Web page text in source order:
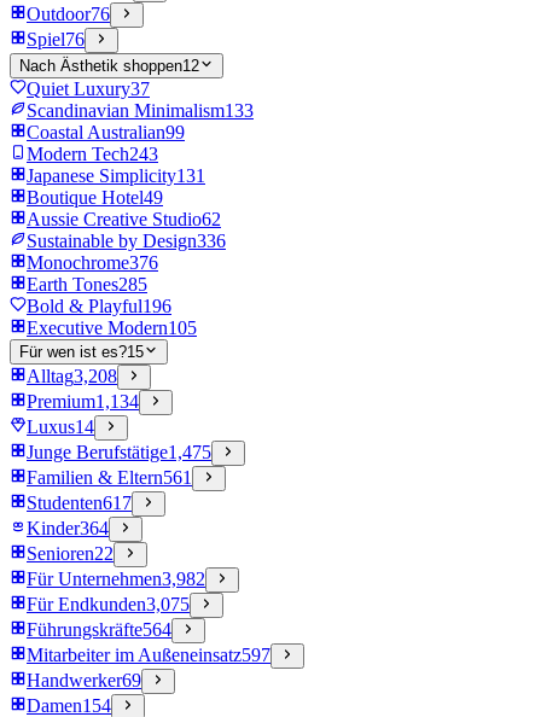
Outdoor76
Spiel76
Nach Ästhetik shoppen12
Quiet Luxury37
Scandinavian Minimalism133
Coastal Australian99
Modern Tech243
Japanese Simplicity131
Boutique Hotel49
Aussie Creative Studio62
Sustainable by Design336
Monochrome376
Earth Tones285
Bold & Playful196
Executive Modern105
Für wen ist es?15
Alltag3,208
Premium1,134
Luxus14
Junge Berufstätige1,475
Familien & Eltern561
Studenten617
Kinder364
Senioren22
Für Unternehmen3,982
Für Endkunden3,075
Führungskräfte564
Mitarbeiter im Außeneinsatz597
Handwerker69
Damen154